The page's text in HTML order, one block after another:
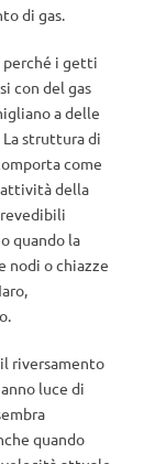
di gas.
perché i getti
con del gas
a delle
La struttura di
come
della
quando la
nodi o chiazze
riversamento
luce di
quando